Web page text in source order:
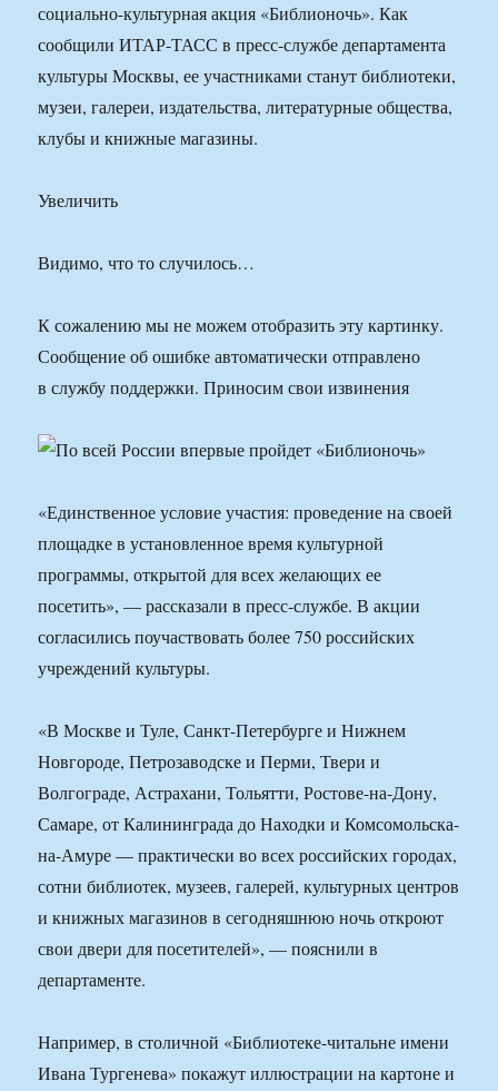
социально-культурная акция «Библионочь». Как
сообщили ИТАР-ТАСС в пресс-службе департамента
культуры Москвы, ее участниками станут библиотеки,
музеи, галереи, издательства, литературные общества,
клубы и книжные магазины.
Увеличить
Видимо, что то случилось…
К сожалению мы не можем отобразить эту картинку.
Сообщение об ошибке автоматически отправлено
в службу поддержки. Приносим свои извинения
«Единственное условие участия: проведение на своей
площадке в установленное время культурной
программы, открытой для всех желающих ее
посетить», — рассказали в пресс-службе. В акции
согласились поучаствовать более 750 российских
учреждений культуры.
«В Москве и Туле, Санкт-Петербурге и Нижнем
Новгороде, Петрозаводске и Перми, Твери и
Волгограде, Астрахани, Тольятти, Ростове-на-Дону,
Самаре, от Калининграда до Находки и Комсомольска-
на-Амуре — практически во всех российских городах,
сотни библиотек, музеев, галерей, культурных центров
и книжных магазинов в сегодняшнюю ночь откроют
свои двери для посетителей», — пояснили в
департаменте.
Например, в столичной «Библиотеке-читальне имени
Ивана Тургенева» покажут иллюстрации на картоне и